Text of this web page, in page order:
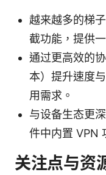
越来越多的梯
截功能，提供
通过更高效的
本）提升速度
用需求。
与设备生态更
件中内置 VPN
关注点与资